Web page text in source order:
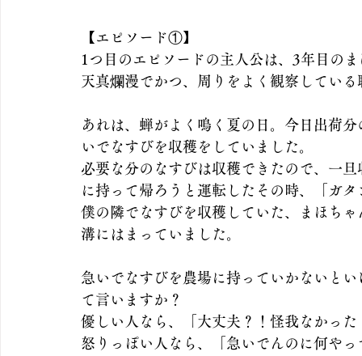
【エピソード①】
1つ目のエピソードの主人公は、3年目の
天真爛漫でかつ、周りをよく観察してい
あれは、蝉がよく鳴く夏の日。今日出荷
いでなすびを収穫をしていました。
必要な分のなすびは収穫できたので、一
に持って帰ろうと運転したその時、「ガ
僕の隣でなすびを収穫していた、まほち
溝にはまっていました。
急いでなすびを農場に持っていかないと
て言いますか？
優しい人なら、「大丈夫？！怪我なかった
怒りっぽい人なら、「急いでんのに何や